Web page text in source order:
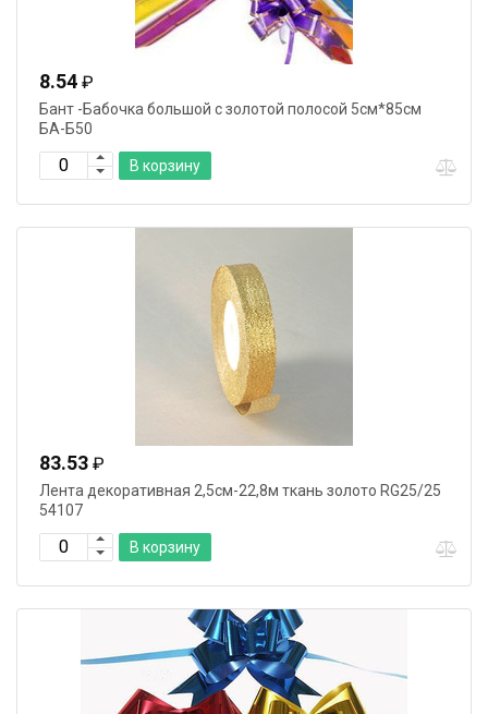
8.54 ₽
Бант -Бабочка большой с золотой полосой 5см*85см
БА-Б50
В корзину
83.53 ₽
Лента декоративная 2,5см-22,8м ткань золото RG25/25
54107
В корзину